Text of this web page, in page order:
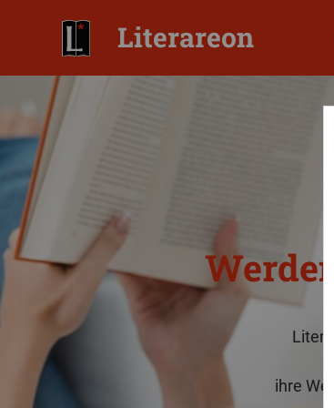
Literareon